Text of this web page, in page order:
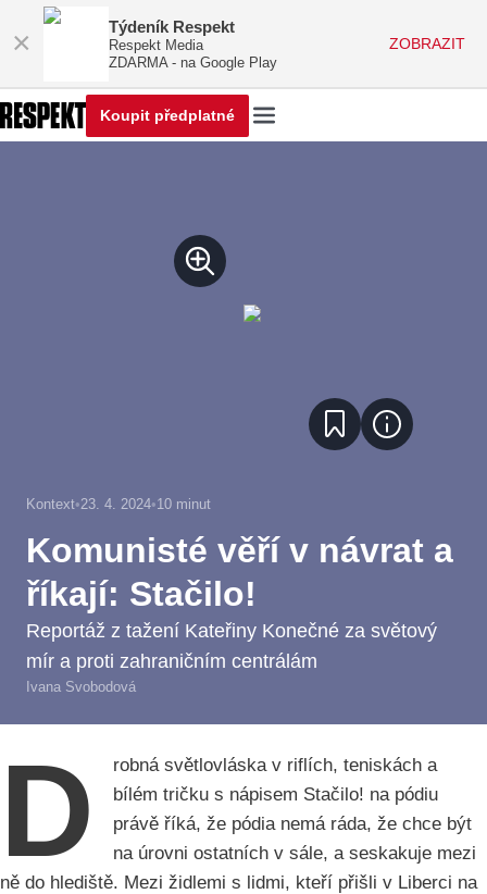
× Týdeník Respekt
Respekt Media
ZDARMA - na Google Play
ZOBRAZIT
Koupit předplatné
Kontext•23. 4. 2024•10 minut
Komunisté věří v návrat a
říkají: Stačilo!
Reportáž z tažení Kateřiny Konečné za světový
mír a proti zahraničním centrálám
Ivana Svobodová
D
robná světlovláska v riflích, teniskách a
bílém tričku s nápisem Stačilo! na pódiu
právě říká, že pódia nemá ráda, že chce být
na úrovni ostatních v sále, a seskakuje mezi
ně do hlediště. Mezi židlemi s lidmi, kteří přišli v Liberci na